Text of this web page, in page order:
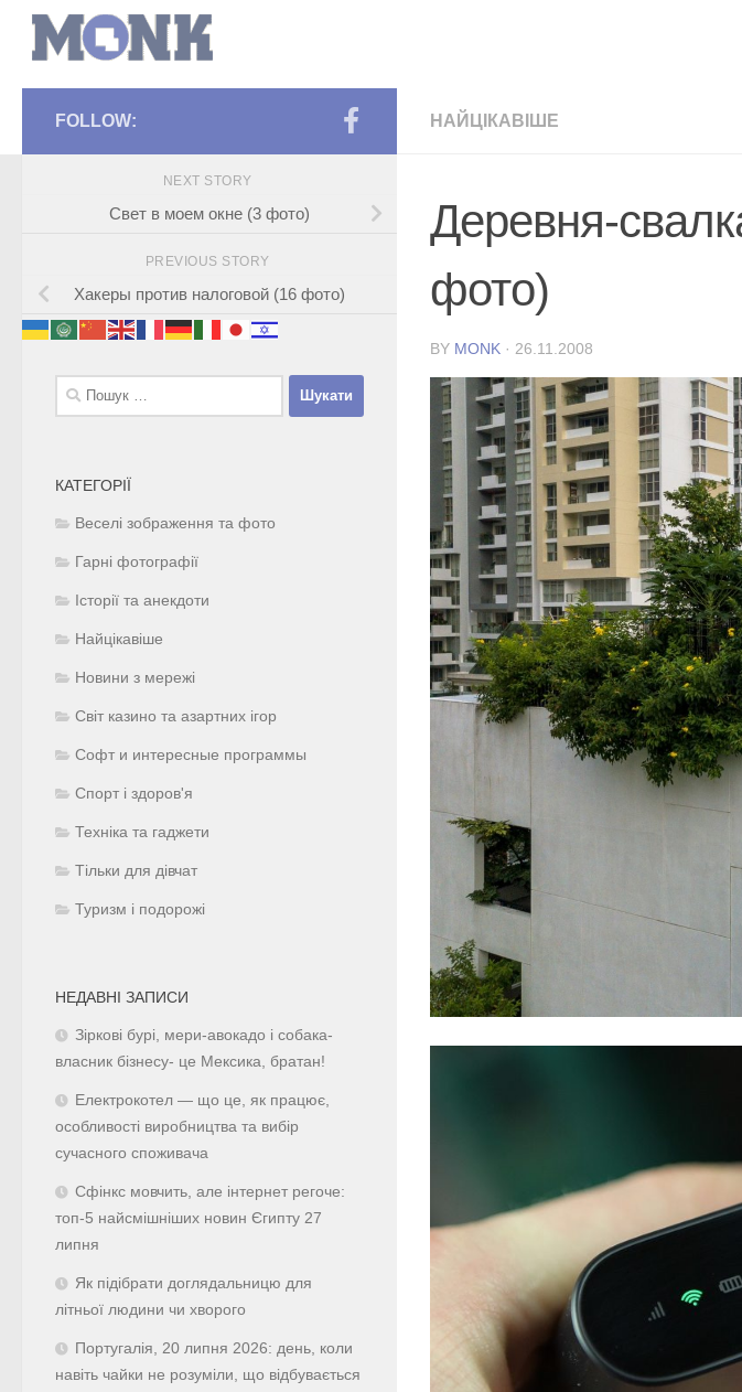
НАЙЦІКАВІШЕ
Деревня-
фото)
BY MONK · 26.11.2008
FOLLOW:
NEXT STORY
Свет в моем окне (3 фото)
PREVIOUS STORY
Хакеры против налоговой (16 фото)
Пошук:
КАТЕГОРІЇ
Веселі зображення та фото
Гарні фотографії
Історії та анекдоти
Найцікавіше
Новини з мережі
Світ казино та азартних ігор
Софт и интересные программы
Спорт і здоров'я
Техніка та гаджети
Тільки для дівчат
Туризм і подорожі
НЕДАВНІ ЗАПИСИ
Зіркові бурі, мери-авокадо і собака-
власник бізнесу- це Мексика, братан!
Електрокотел — що це, як працює,
особливості виробництва та вибір
сучасного споживача
Сфінкс мовчить, але інтернет регоче:
топ-5 найсмішніших новин Єгипту 27
липня
Як підібрати доглядальницю для
літньої людини чи хворого
Португалія, 20 липня 2026: день, коли
навіть чайки не розуміли, що відбувається